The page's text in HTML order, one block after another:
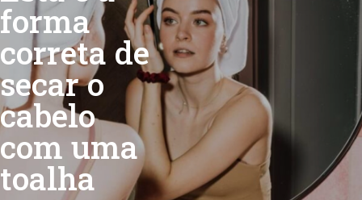
forma
correta de
secar o
cabelo
com uma
toalha